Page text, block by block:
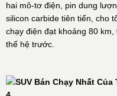
hai mô-tơ điện, pin dung
silicon carbide tiên tiến, cho
chạy điện đạt khoảng 80
thế hệ trước.